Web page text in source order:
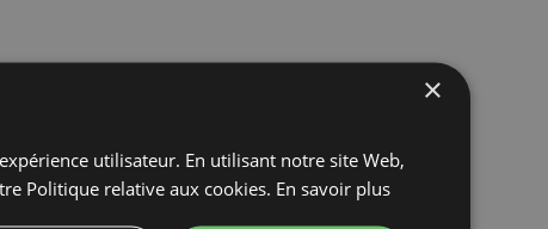
×
utilisateur. En utilisant notre site Web,
Politique relative aux cookies. En savoir plus